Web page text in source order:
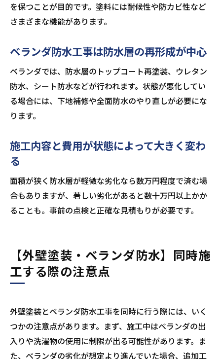
を保つことが目的です。塗料には耐候性や防カビ性など
さまざまな機能があります。
ベランダ防水工事は防水層の再形成が中心
ベランダでは、防水層のトップコート再塗装、ウレタン
防水、シート防水などが行われます。状態が悪化してい
る場合には、下地補修や全面防水のやり直しが必要にな
ります。
施工内容と費用が状態によって大きく変わ
る
面積が狭く防水層が軽微な劣化なら数万円程度で済む場
合もありますが、著しい劣化があると数十万円以上かか
ることも。事前の点検と正確な見積もりが必要です。
【外壁塗装・ベランダ防水】同時施
工する際の注意点
外壁塗装とベランダ防水工事を同時に行う際には、いく
つかの注意点があります。まず、施工中はベランダの出
入りや洗濯物の使用に制限が出る可能性があります。ま
た、ベランダの劣化が想定より進んでいた場合、追加工